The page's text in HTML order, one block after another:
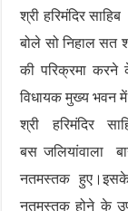
श्री हरिमंदिर
बोले सो निहाल सत
की परिक्रमा करने
विधायक मुख्य भवन
श्री हरिमंदिर
बस जलियांवाला
नतमस्तक हुए।इसके
नतमस्तक होने के